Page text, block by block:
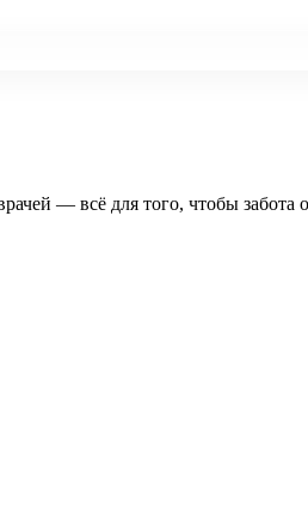
— всё для того, чтобы забота